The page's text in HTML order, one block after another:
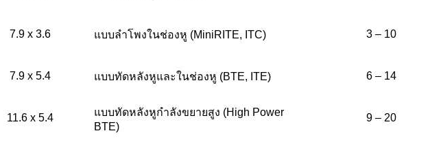
7.9 x 3.6 แบบลำโพงในช่องหู (MiniRITE, ITC) 3 – 10
7.9 x 5.4 แบบทัดหลังหูและในช่องหู (BTE, ITE) 6 – 14
11.6 x 5.4
แบบทัดหลังหูกำลังขยายสูง (High Power
BTE)
9 – 20